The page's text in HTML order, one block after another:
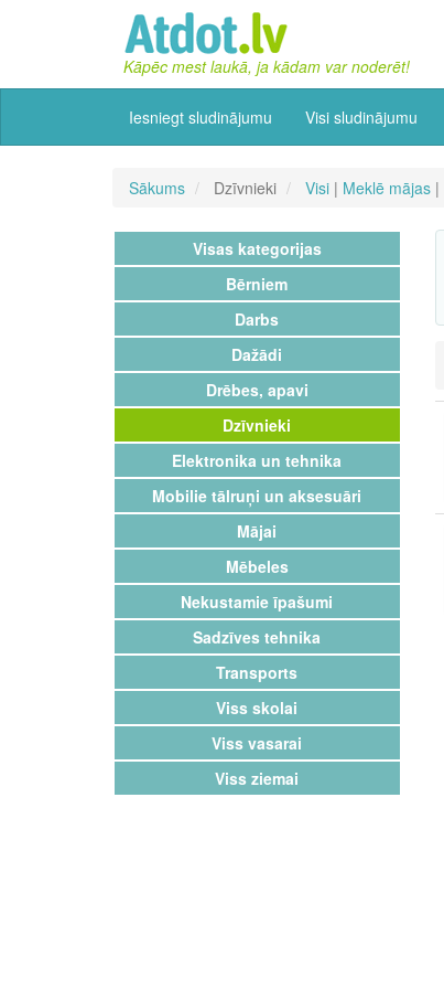
Kāpēc mest laukā, ja kādam var noderēt!
Iesniegt sludinājumu Visi sludinājumu
Sākums Dzīvnieki Visi | Meklē mājas |
Visas kategorijas
Bērniem
Darbs
Dažādi
Drēbes, apavi
Dzīvnieki
Elektronika un tehnika
Mobilie tālruņi un aksesuāri
Mājai
Mēbeles
Nekustamie īpašumi
Sadzīves tehnika
Transports
Viss skolai
Viss vasarai
Viss ziemai